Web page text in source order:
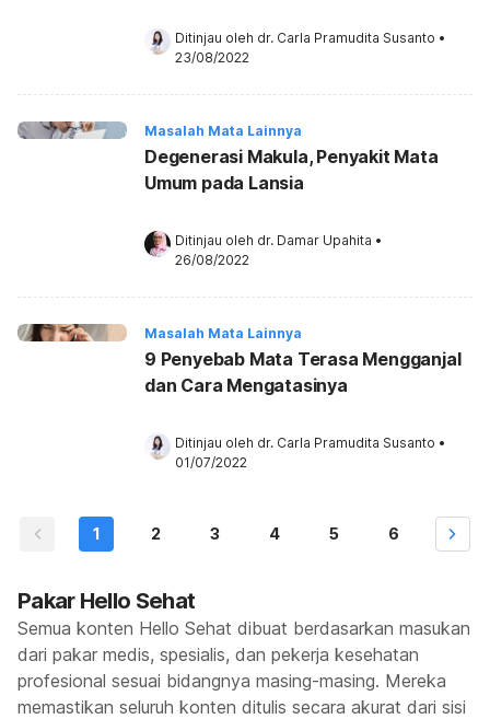
Ditinjau oleh dr. Carla Pramudita Susanto •
23/08/2022
Masalah Mata Lainnya
Degenerasi Makula, Penyakit Mata
Umum pada Lansia
Ditinjau oleh dr. Damar Upahita •
26/08/2022
Masalah Mata Lainnya
9 Penyebab Mata Terasa Mengganjal
dan Cara Mengatasinya
Ditinjau oleh dr. Carla Pramudita Susanto •
01/07/2022
1 2 3 4 5 6
Pakar Hello Sehat
Semua konten Hello Sehat dibuat berdasarkan masukan
dari pakar medis, spesialis, dan pekerja kesehatan
profesional sesuai bidangnya masing-masing. Mereka
memastikan seluruh konten ditulis secara akurat dari sisi